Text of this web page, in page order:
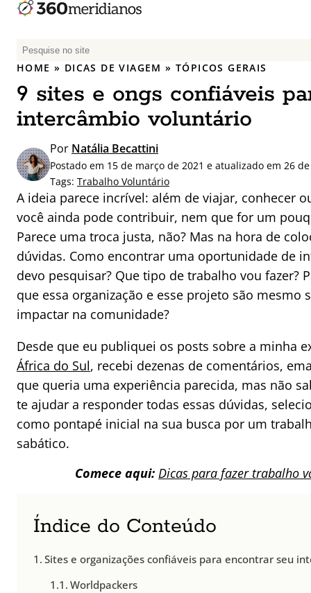
P
e
q
u
i
a
r
p
o
r
:
HOME » DICAS DE VIAGEM »TÓPICOS GERAIS
9 sites e ongs confiáveis
intercâmbio voluntário
Por Natália Becattini
Postado em 15 de março de 2021 e atualizado em 26
Tags: Trabalho Voluntário
A ideia parece incrível: além de viajar, conhecer
você ainda pode contribuir, nem que for um
Parece uma troca justa, não? Mas na hora de
dúvidas. Como encontrar uma oportunidade de
devo pesquisar? Que tipo de trabalho vou fazer?
que essa organização e esse projeto são
impactar na comunidade?
Desde que eu publiquei os posts sobre a minha
África do Sul, recebi dezenas de comentários,
que queria uma experiência parecida, mas não
te ajudar a responder todas essas dúvidas,
como pontapé inicial na sua busca por um
sabático.
Comece aqui: Dicas para fazer trabalho
Índice do Conteúdo
Sites e organizações confiáveis para encontrar seu
Worldpackers